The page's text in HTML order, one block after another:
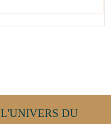
L'UNIVERS DU